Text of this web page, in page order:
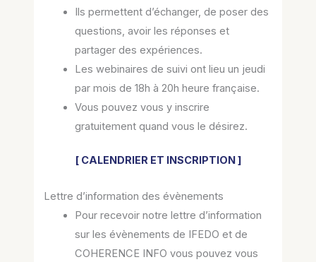
Ils permettent d’échanger, de poser des
questions, avoir les réponses et
partager des expériences.
Les webinaires de suivi ont lieu un jeudi
par mois de 18h à 20h heure française.
Vous pouvez vous y inscrire
gratuitement quand vous le désirez.
[ CALENDRIER ET INSCRIPTION ]
Lettre d’information des évènements
Pour recevoir notre lettre d’information
sur les évènements de IFEDO et de
COHERENCE INFO vous pouvez vous